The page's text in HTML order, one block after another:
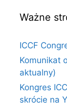
Ważne
ICCF
Komunikat
aktualny)
Kongres
skrócie na